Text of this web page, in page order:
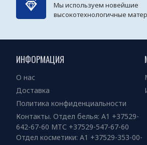
Мы используем новейшие
высокотехнологичные
ИНФОРМАЦИЯ
О нас
Доставка
Политика конфиденциальности
Контакты. Отдел белья: А1 +37529-
642-67-60 МТС +37529-547-67-60
Отдел косметики: А1 +37529-353-00-